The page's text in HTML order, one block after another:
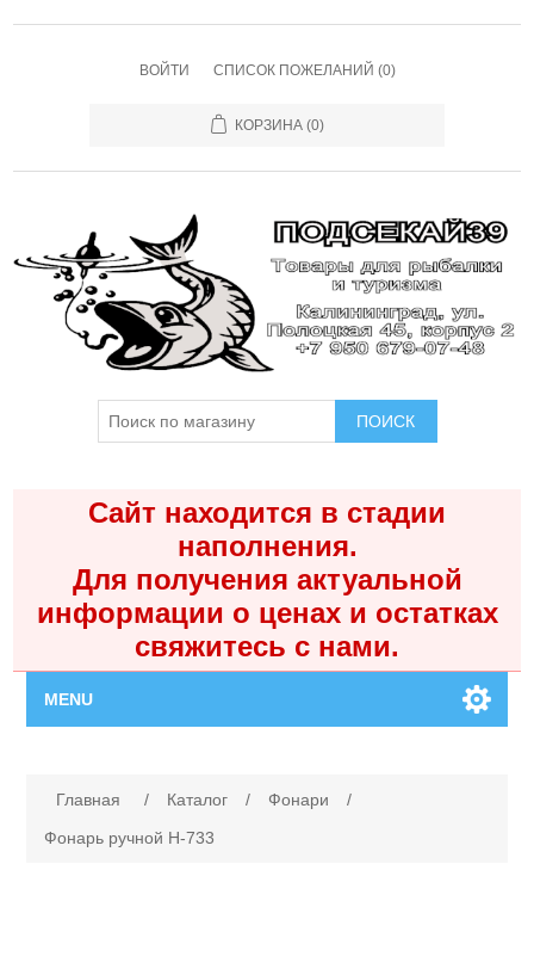
ВОЙТИ СПИСОК ПОЖЕЛАНИЙ (0)
КОРЗИНА (0)
ПОИСК
Сайт находится в стадии
наполнения.
Для получения актуальной
информации о ценах и остатках
свяжитесь с нами.
MENU
Каталог
Главная / Каталог / Фонари
/
Фонарь ручной H-733